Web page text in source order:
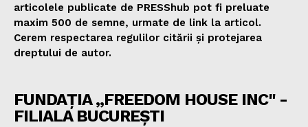
articolele publicate de PRESShub pot fi preluate
maxim 500 de semne, urmate de link la articol.
Cerem respectarea regulilor citării și protejarea
dreptului de autor.
FUNDAȚIA „FREEDOM HOUSE INC" -
FILIALA BUCUREȘTI